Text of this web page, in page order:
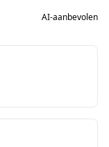
AI-aanbevolen